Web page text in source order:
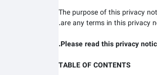
The purpose of this privacy
are any terms in this privacy
Please read this privacy
TABLE OF CONTENTS